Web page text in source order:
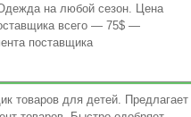
на любой сезон. Цена
всего — 75$ —
поставщика
товаров для детей. Предлагает